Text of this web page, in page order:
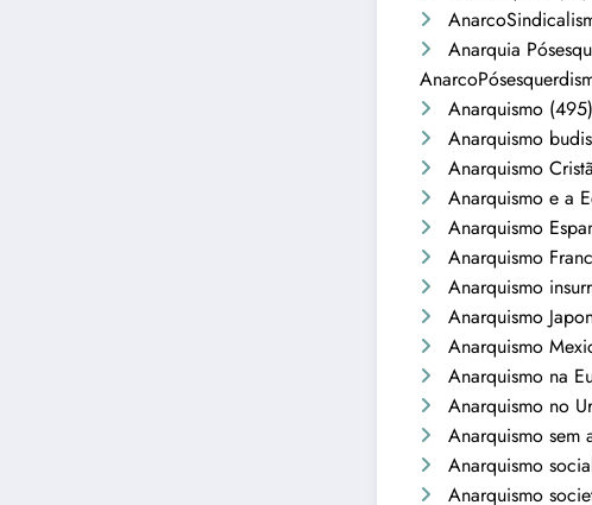
Anarquia
Anarquismo (495)
Anarquismo
Anarquismo
Anarquismo e a
Anarquismo
Anarquismo
Anarquismo
Anarquismo
Anarquismo
Anarquismo na
Anarquismo no
Anarquismo sem
Anarquismo
Anarquismo